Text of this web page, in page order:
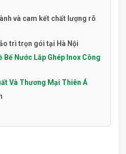
và cam kết chất lượng rõ
trì trọn gói tại Hà Nội
Bể Nước Lắp Ghép Inox Công
Và Thương Mại Thiên Á